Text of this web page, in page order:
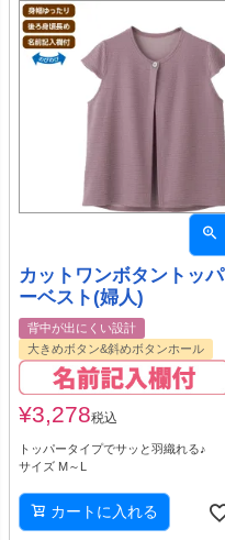
カットワンボタントッパ
ーベスト(婦人)
背中が出にくい設計
大きめボタン&斜めボタンホール
¥3,278税込
トッパータイプでサッと羽織れる♪
サイズ M～L
カートに入れる